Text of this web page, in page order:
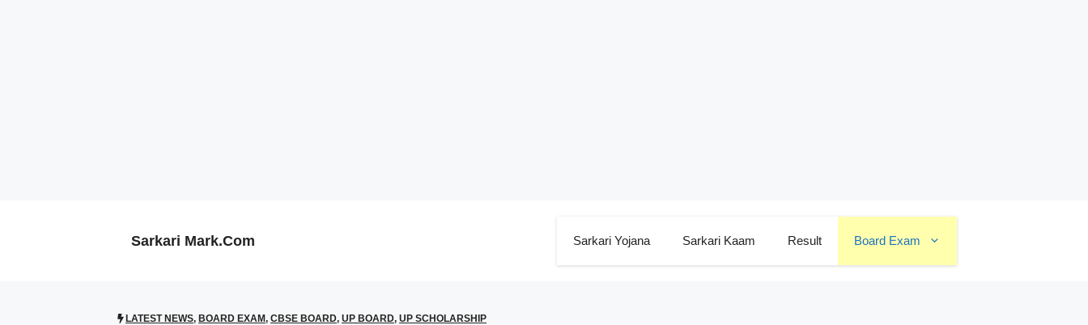
Sarkari Mark.Com Sarkari Yojana Sarkari Kaam Result Board Exam
LATEST NEWS, BOARD EXAM, CBSE BOARD, UP BOARD, UP SCHOLARSHIP